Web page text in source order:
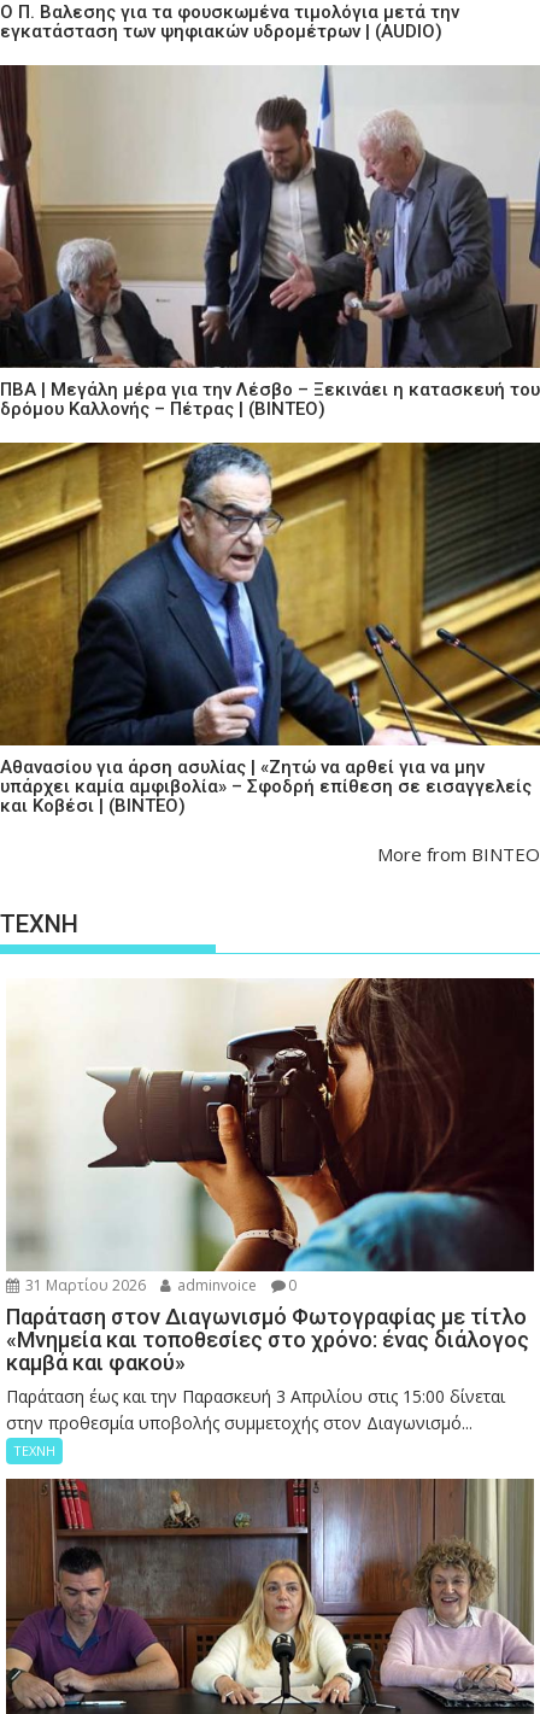
Ο Π. Βαλεσης για τα φουσκωμένα τιμολόγια μετά την
εγκατάσταση των ψηφιακών υδρομέτρων | (AUDIO)
ΠΒΑ | Μεγάλη μέρα για την Λέσβο – Ξεκινάει η κατασκευή του
δρόμου Καλλονής – Πέτρας | (ΒΙΝΤΕΟ)
Αθανασίου για άρση ασυλίας | «Ζητώ να αρθεί για να μην
υπάρχει καμία αμφιβολία» – Σφοδρή επίθεση σε εισαγγελείς
και Κοβέσι | (ΒΙΝΤΕΟ)
More from ΒΙΝΤΕΟ
ΤΕΧΝΗ
31 Μαρτίου 2026 adminvoice 0
Παράταση στον Διαγωνισμό Φωτογραφίας με τίτλο
«Μνημεία και τοποθεσίες στο χρόνο: ένας διάλογος
καμβά και φακού»
Παράταση έως και την Παρασκευή 3 Απριλίου στις 15:00 δίνεται
στην προθεσμία υποβολής συμμετοχής στον Διαγωνισμό...
ΤΕΧΝΗ